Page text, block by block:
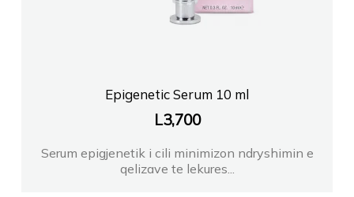
Epigenetic Serum 10 ml
L3,700
Serum epigjenetik i cili minimizon ndryshimin e
qelizave te lekures...